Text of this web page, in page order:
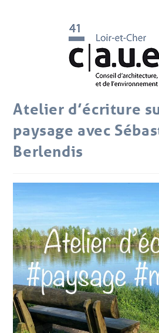
Atelier d’écriture
paysage avec
Berlendis